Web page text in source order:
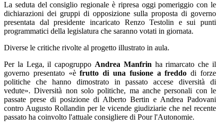
La seduta del consiglio regionale è ripresa oggi pomeriggio con le
dichiarazioni dei gruppi di opposizione sulla proposta di governo
presentata dal presidente incaricato Renzo Testolin e sui punti
programmatici della legislatura che saranno votati in giornata.
Diverse le critiche rivolte al progetto illustrato in aula.
Per la Lega, il capogruppo Andrea Manfrin ha rimarcato che il
governo presentato «èfrutto di una fusione a freddo di forze
politiche che hanno dimostrato in passato accese diversità di
vedute». Diversità non solo politiche, ma anche personali con le
passate prese di posizione di Alberto Bertin e Andrea Padovani
contro Augusto Rollandin per le vicende giudiziarie che nel recente
passato ha coinvolto l'attuale consigliere di Pour l'Autonomie.